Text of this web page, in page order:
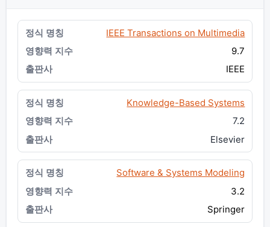
IEEE Transactions on Multimedia
9.7
IEEE
Knowledge-Based Systems
7.2
Elsevier
Software & Systems Modeling
3.2
Springer